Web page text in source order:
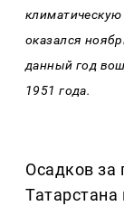
оказался
данный год
1951 года.
Осадков за